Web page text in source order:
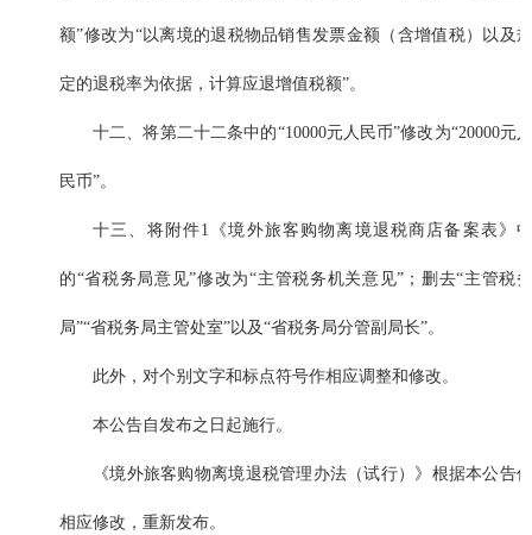
额”修改为“以离境的退税物品销售发票金额（含增值税）以及规
定的退税率为依据，计算应退增值税额”。
十二、将第二十二条中的“10000元人民币”修改为“20000元人
民币”。
十三、将附件1《境外旅客购物离境退税商店备案表》中
的“省税务局意见”修改为“主管税务机关意见”；删去“主管税务
局”“省税务局主管处室”以及“省税务局分管副局长”。
此外，对个别文字和标点符号作相应调整和修改。
本公告自发布之日起施行。
《境外旅客购物离境退税管理办法（试行）》根据本公告作
相应修改，重新发布。